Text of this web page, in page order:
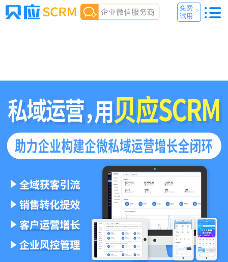
免费
试用
>